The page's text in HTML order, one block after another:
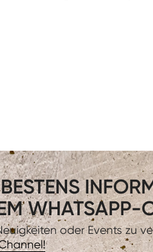
WHATSAPP-
oder Events zu